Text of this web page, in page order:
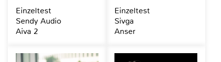
Einzeltest
Sendy Audio
Aiva 2
Einzeltest
Sivga
Anser